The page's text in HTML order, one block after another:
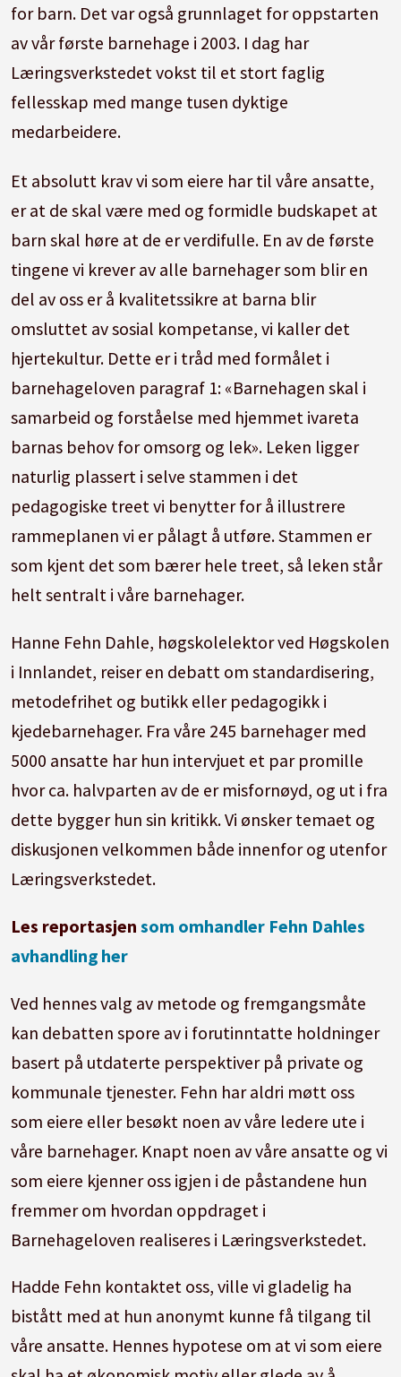
for barn. Det var også grunnlaget for oppstarten
av vår første barnehage i 2003. I dag har
Læringsverkstedet vokst til et stort faglig
fellesskap med mange tusen dyktige
medarbeidere.
Et absolutt krav vi som eiere har til våre ansatte,
er at de skal være med og formidle budskapet at
barn skal høre at de er verdifulle. En av de første
tingene vi krever av alle barnehager som blir en
del av oss er å kvalitetssikre at barna blir
omsluttet av sosial kompetanse, vi kaller det
hjertekultur. Dette er i tråd med formålet i
barnehageloven paragraf 1: «Barnehagen skal i
samarbeid og forståelse med hjemmet ivareta
barnas behov for omsorg og lek». Leken ligger
naturlig plassert i selve stammen i det
pedagogiske treet vi benytter for å illustrere
rammeplanen vi er pålagt å utføre. Stammen er
som kjent det som bærer hele treet, så leken står
helt sentralt i våre barnehager.
Hanne Fehn Dahle, høgskolelektor ved Høgskolen
i Innlandet, reiser en debatt om standardisering,
metodefrihet og butikk eller pedagogikk i
kjedebarnehager. Fra våre 245 barnehager med
5000 ansatte har hun intervjuet et par promille
hvor ca. halvparten av de er misfornøyd, og ut i fra
dette bygger hun sin kritikk. Vi ønsker temaet og
diskusjonen velkommen både innenfor og utenfor
Læringsverkstedet.
Les reportasjensom omhandler Fehn Dahles
avhandling her
Ved hennes valg av metode og fremgangsmåte
kan debatten spore av i forutinntatte holdninger
basert på utdaterte perspektiver på private og
kommunale tjenester. Fehn har aldri møtt oss
som eiere eller besøkt noen av våre ledere ute i
våre barnehager. Knapt noen av våre ansatte og vi
som eiere kjenner oss igjen i de påstandene hun
fremmer om hvordan oppdraget i
Barnehageloven realiseres i Læringsverkstedet.
Hadde Fehn kontaktet oss, ville vi gladelig ha
bistått med at hun anonymt kunne få tilgang til
våre ansatte. Hennes hypotese om at vi som eiere